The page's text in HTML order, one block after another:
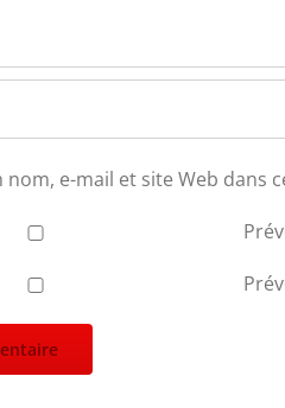
nom, e-mail et site Web dans